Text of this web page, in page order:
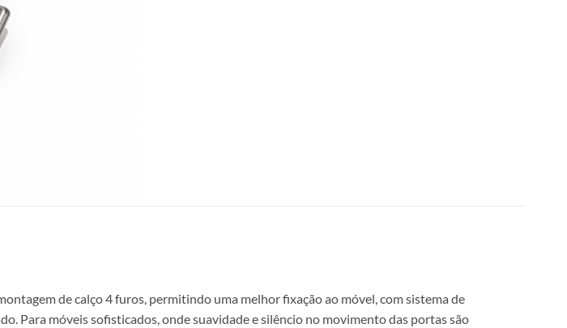
de calço 4 furos, permitindo uma melhor fixação ao móvel, com sistema de
Para móveis sofisticados, onde suavidade e silêncio no movimento das portas são